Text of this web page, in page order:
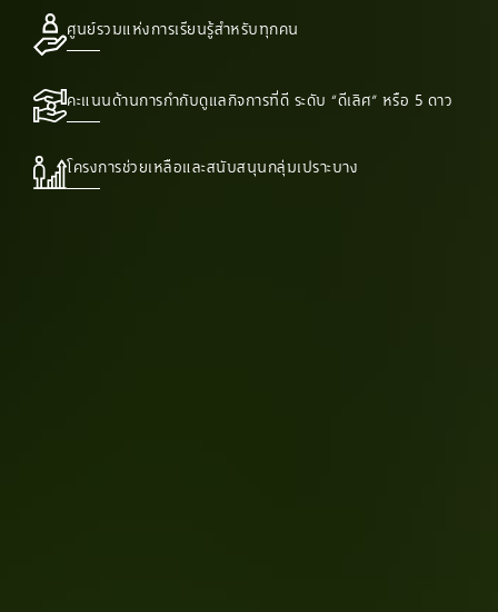
ศูนย์รวมแห่งการเรียนรู้สำหรับทุกคน
คะแนนด้านการกำกับดูแลกิจการที่ดี ระดับ “ดีเลิศ” หรือ 5 ดาว
โครงการช่วยเหลือและสนับสนุนกลุ่มเปราะบาง